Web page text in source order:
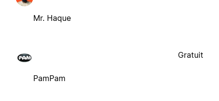
Mr. Haque
PamPam
Gratuit